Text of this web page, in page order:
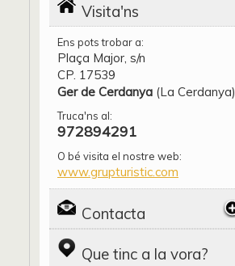
Visita'ns
Ens pots trobar a:
Plaça Major, s/n
CP. 17539
Ger de Cerdanya (La Cerdanya)
Truca'ns al:
972894291
O bé visita el nostre web:
www.grupturistic.com
Contacta
Que tinc a la vora?